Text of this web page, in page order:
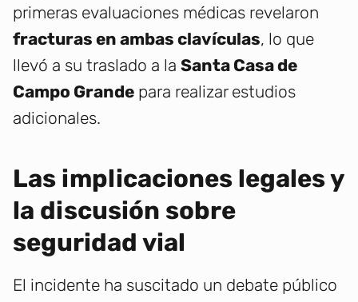
primeras evaluaciones médicas revelaron
fracturas en ambas clavículas, lo que
llevó a su traslado a la Santa Casa de
Campo Grande para realizar estudios
adicionales.
Las implicaciones legales y
la discusión sobre
seguridad vial
El incidente ha suscitado un debate público